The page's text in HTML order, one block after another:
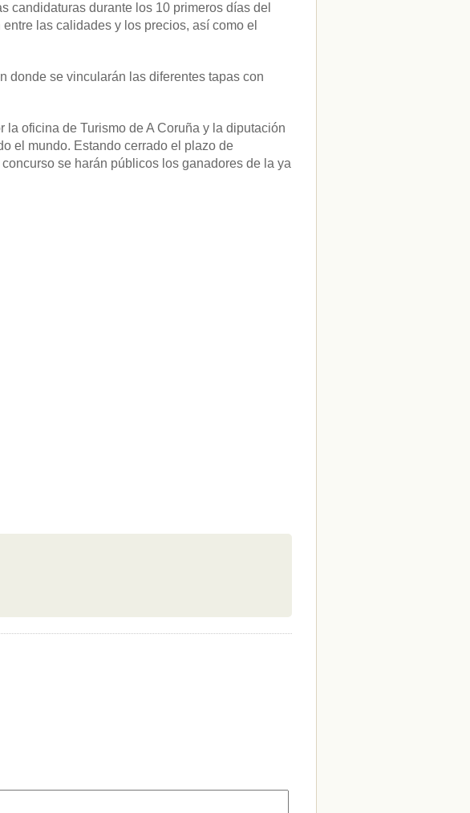
candidaturas durante los 10 primeros días del
las calidades y los precios, así como el
donde se vincularán las diferentes tapas con
oficina de Turismo de A Coruña y la diputación
el mundo. Estando cerrado el plazo de
se harán públicos los ganadores de la ya